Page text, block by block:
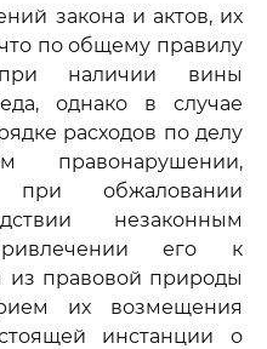
закона и актов, их
по общему правилу
наличии вины
однако в случае
расходов по делу
правонарушении,
обжаловании
незаконным
его к
из правовой природы
их возмещения
инстанции о